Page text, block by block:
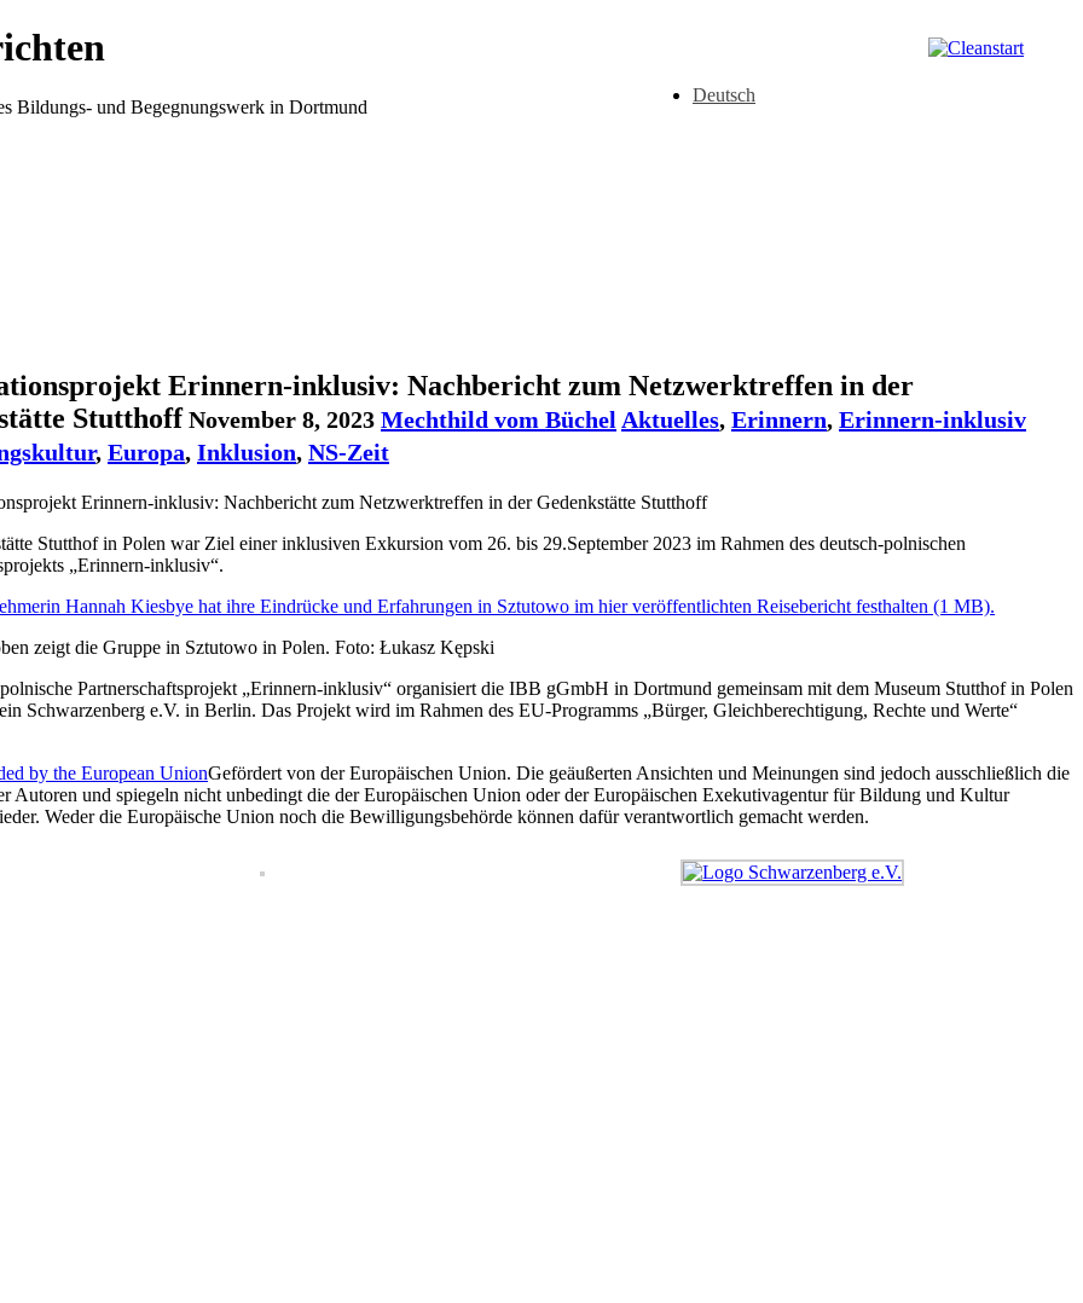
Deutsch
Bildungs- und Begegnungswerk in Dortmund
Erinnern-inklusiv: Nachbericht zum Netzwerktreffen in der
StutthoffNovember 8, 2023 Mechthild vom Büchel Aktuelles, Erinnern, Erinnern-inklusiv
, Europa, Inklusion, NS-Zeit
Stutthof in Polen war Ziel einer inklusiven Exkursion vom 26. bis 29.September 2023 im Rahmen des deutsch-polnischen
„Erinnern-inklusiv“.
Hannah Kiesbye hat ihre Eindrücke und Erfahrungen in Sztutowo im hier veröffentlichten Reisebericht festhalten (1 MB).
zeigt die Gruppe in Sztutowo in Polen. Foto: Łukasz Kępski
Partnerschaftsprojekt „Erinnern-inklusiv“ organisiert die IBB gGmbH in Dortmund gemeinsam mit dem Museum Stutthof in Polen
Schwarzenberg e.V. in Berlin. Das Projekt wird im Rahmen des EU-Programms „Bürger, Gleichberechtigung, Rechte und Werte“
Gefördert von der Europäischen Union. Die geäußerten Ansichten und Meinungen sind jedoch ausschließlich die
Autoren und spiegeln nicht unbedingt die der Europäischen Union oder der Europäischen Exekutivagentur für Bildung und Kultur
Weder die Europäische Union noch die Bewilligungsbehörde können dafür verantwortlich gemacht werden.